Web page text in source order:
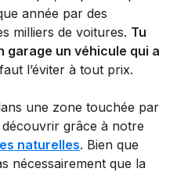
année par des
milliers de voitures. Tu
garage un véhicule qui a
l’éviter à tout prix.
une zone touchée par
grâce à notre
naturelles. Bien que
nécessairement que la